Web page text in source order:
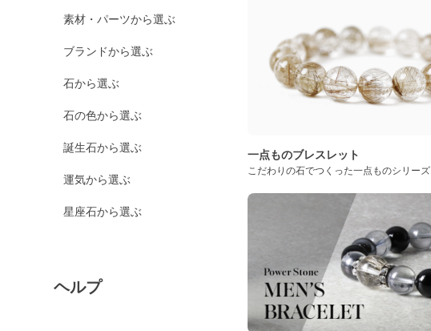
素材・パーツから選ぶ
ブランドから選ぶ
石から選ぶ
石の色から選ぶ
誕生石から選ぶ
運気から選ぶ
星座石から選ぶ
ヘルプ
一点ものブレスレット
こだわりの石でつくった一点ものシリーズ